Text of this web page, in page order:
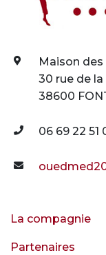
Maison
30 rue de
38600
06 69 22 51
La compagnie
Partenaires